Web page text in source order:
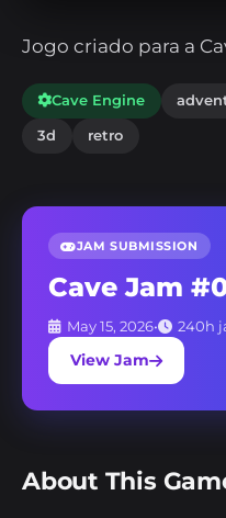
Jogo criado para a
Cave Engine
3d
retro
JAM SUBMISSION
Cave Jam
May 15, 2026• 240h
View Jam
About This